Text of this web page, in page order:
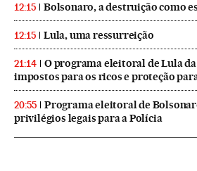
12:15 Bolsonaro, a destruição como
12:15 Lula, uma ressurreição
21:14
O programa eleitoral de Lula
impostos para os ricos e proteção
20:55
Programa eleitoral de
privilégios legais para a Polícia